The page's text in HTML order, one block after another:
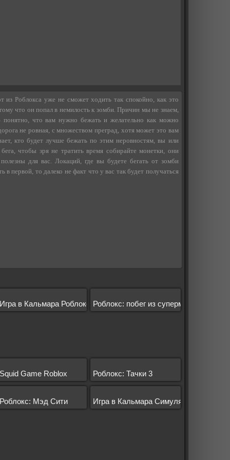
из Роблокса уже не сможет ходить так спокойно, как это
что он попал в немилость к зомби. Причин мы не знаем,
понятно, что вам нужно бежать и желательно как можно
не ровная, с множеством преград, хотя может это вам
кто будет лучше бежать по этим неровностям, вы или
чтобы зря не тратить время собирайте монетки, они
для вас. Локаций, где вы будете бегать от зомби
первой, то далеко не факт что у вас так будет получаться
Игра в Кальмара Роблокс Роблокс: побег из супермаркета
Squid Game Roblox Роблокс: Тачки 3
Роблокс: Мэд Сити Игра в Кальмара Симулятор Роблокс